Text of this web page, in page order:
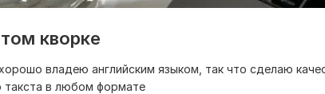
кворке
владею английским языком, так что сделаю
такста в любом формате